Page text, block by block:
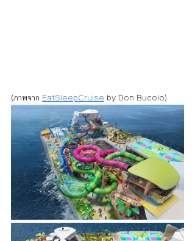
(ภาพจาก EatSleepCruise by Don Bucolo)